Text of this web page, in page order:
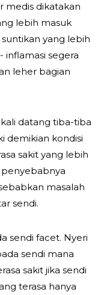
medis dikatakan
lebih masuk
yang lebih
segera
leher bagian
datang tiba-tiba
demikian kondisi
sakit yang lebih
penyebabnya
masalah
sendi.
sendi facet. Nyeri
sendi mana
sakit jika sendi
terasa hanya